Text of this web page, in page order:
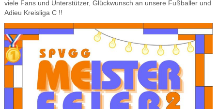
viele Fans und Unterstützer, Glückwunsch an unsere Fußballer und
Adieu Kreisliga C !!